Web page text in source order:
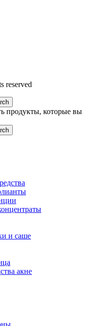
reserved
продукты, которые вы
и саше
акне